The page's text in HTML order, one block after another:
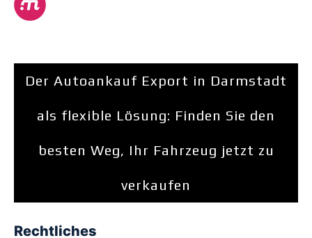
Der Autoankauf Export in Darmstadt
als flexible Lösung: Finden Sie den
besten Weg, Ihr Fahrzeug jetzt zu
verkaufen
Rechtliches